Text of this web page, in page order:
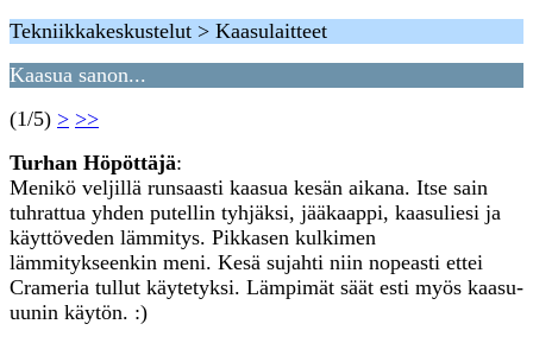
Tekniikkakeskustelut > Kaasulaitteet
Kaasua sanon...
(1/5) > >>
Turhan Höpöttäjä:
Menikö veljillä runsaasti kaasua kesän aikana. Itse sain
tuhrattua yhden putellin tyhjäksi, jääkaappi, kaasuliesi ja
käyttöveden lämmitys. Pikkasen kulkimen
lämmitykseenkin meni. Kesä sujahti niin nopeasti ettei
Crameria tullut käytetyksi. Lämpimät säät esti myös kaasu-
uunin käytön. :)